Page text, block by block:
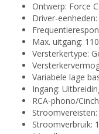
Ontwerp: Force
Driver-
Max. uitgang:
Versterkertype:
Variabele lage
Ingang:
RCA-phono/
Stroomverbruik: